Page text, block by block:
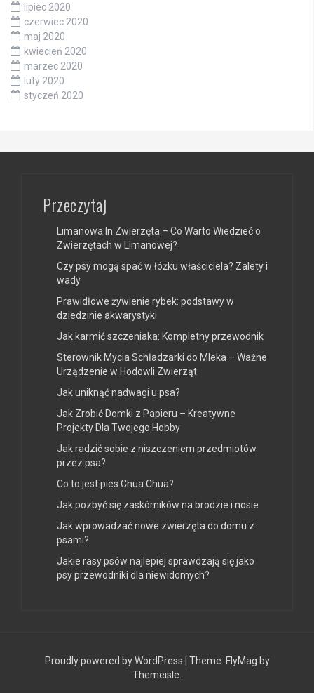
lipiec 2020
czerwiec 2020
maj 2020
kwiecień 2020
marzec 2020
luty 2020
styczeń 2020
Przeczytaj
Limanowa In Zwierzęta – Co Warto Wiedzieć o
Zwierzętach w Limanowej?
Czy psy mogą spać w łóżku właściciela? Zalety i
wady
Prawidłowe żywienie rybek: podstawy w
dziedzinie akwarystyki
Jak karmić szczeniaka: Kompletny przewodnik
Sterownik Mycia Schładzarki do Mleka – Ważne
Urządzenie w Hodowli Zwierząt
Jak uniknąć nadwagi u psa?
Jak Zrobić Domki z Papieru – Kreatywne
Projekty Dla Twojego Hobby
Jak radzić sobie z niszczeniem przedmiotów
przez psa?
Co to jest pies Chua Chua?
Jak pozbyć się zaskórników na brodzie i nosie
Jak wprowadzać nowe zwierzęta do domu z
psami?
Jakie rasy psów najlepiej sprawdzają się jako
psy przewodniki dla niewidomych?
Proudly powered by WordPress | Theme: FlyMag by
Themeisle.